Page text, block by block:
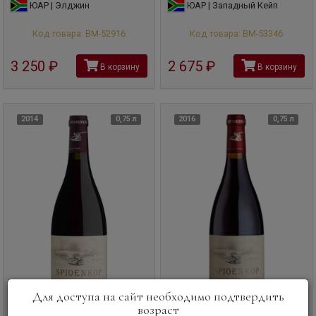
ЮАР | Элджин
Код товара: ВМ-52916
3 250 руб В корзину
ЮАР | Западный Кейп
Код товара: ВМ-53346
2 675 руб В корзину
2014 0,75 л 2016 0,75 л
Для доступа на сайт необходимо подтвердить
возраст